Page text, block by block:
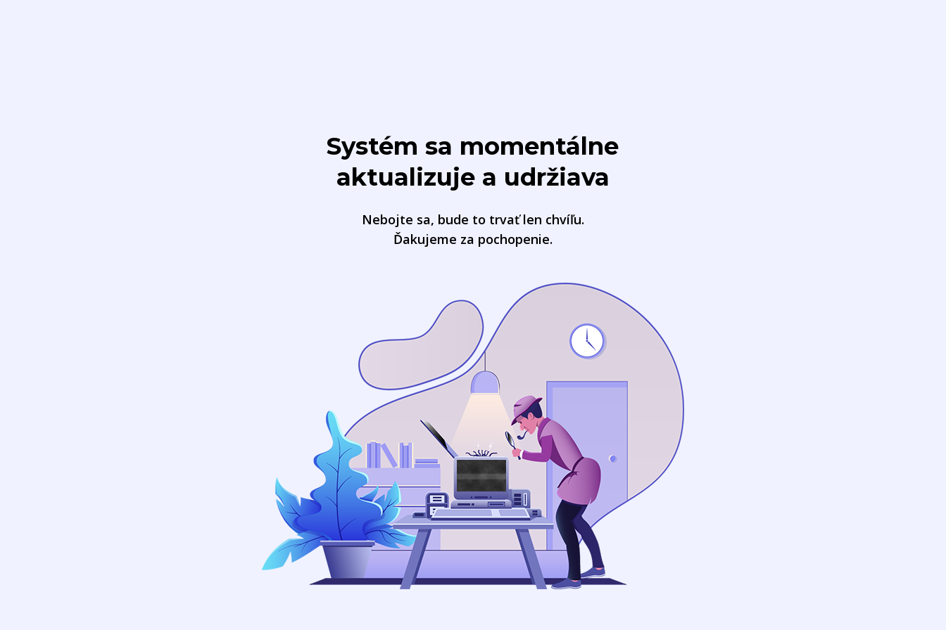
Systém sa momentálne
aktualizuje a udržiava
Nebojte sa, bude to trvať len chvíľu.
Ďakujeme za pochopenie.